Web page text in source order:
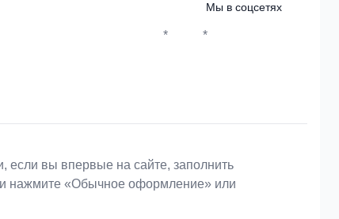
Мы в соцсетях
* *
если вы впервые на сайте, заполнить
и нажмите «Обычное оформление» или